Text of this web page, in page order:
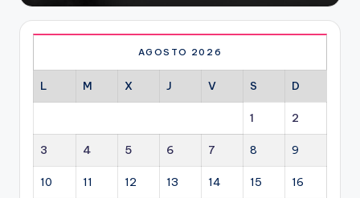
AGOSTO 2026
L M X J V S D
1 2
3 4 5 6 7 8 9
10 11 12 13 14 15 16